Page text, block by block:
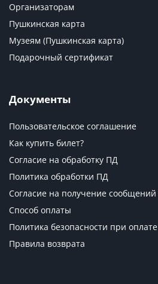
Организаторам
Пушкинская карта
Музеям (Пушкинская карта)
Подарочный сертификат
Документы
Пользовательское соглашение
Как купить билет?
Согласие на обработку ПД
Политика обработки ПД
Согласие на получение сообщений
Способ оплаты
Политика безопасности при оплате
Правила возврата